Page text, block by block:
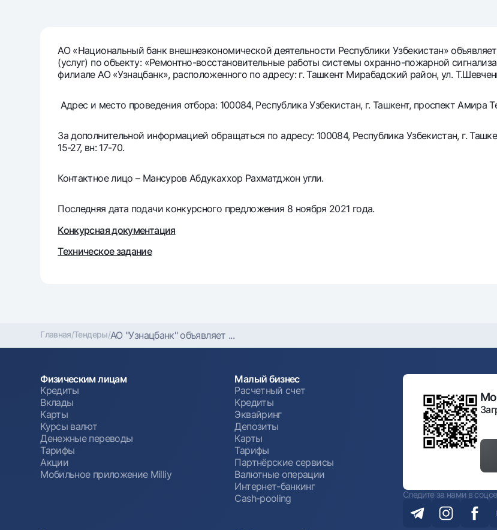
Тарифы
Акции
Часто задаваемые вопросы
Ищите по сайту
Найти
Полезные ссылки
Следите за нами в соцсетях
АО «Национальный банк внешнеэкономической деятельности Республики Узбекистан»
(услуг) по объекту: «Ремонтно-восстановительные работы системы охранно-пожарной
филиале АО «Узнацбанк», расположенного по адресу: г. Ташкент Мирабадский район, ул.
Адрес и место проведения отбора: 100084, Республика Узбекистан, г. Ташкент, проспект Амира
За дополнительной информацией обращаться по адресу: 100084, Республика Узбекистан, г.
15-27, вн: 17-70.
Контактное лицо – Мансуров Абдукаххор Рахматджон угли.
Последняя дата подачи конкурсного предложения 8 ноября 2021 года.
Конкурсная документация
Техническое задание
Главная/Тендеры/АО "Узнацбанк" объявляет ...
Физическим лицам
Кредиты
Вклады
Карты
Курсы валют
Денежные переводы
Тарифы
Акции
Мобильное приложение Milliy
Малый бизнес
Расчетный счет
Кредиты
Эквайринг
Депозиты
Карты
Тарифы
Партнёрские сервисы
Валютные операции
Интернет-банкинг
Cash-pooling
Следите за нами в